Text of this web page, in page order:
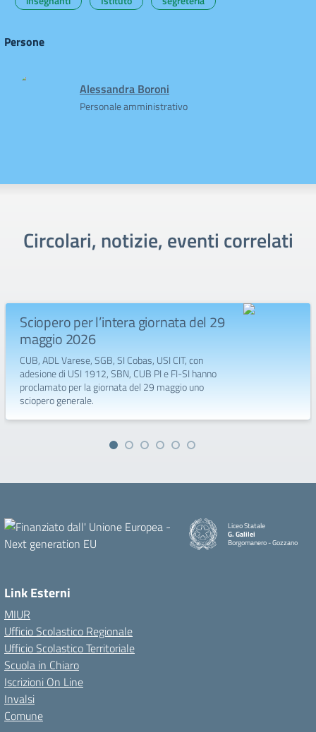
Persone
Alessandra Boroni
Personale amministrativo
Circolari, notizie, eventi correlati
Sciopero per l’intera giornata del 29
maggio 2026
CUB, ADL Varese, SGB, SI Cobas, USI CIT, con
adesione di USI 1912, SBN, CUB PI e FI-SI hanno
proclamato per la giornata del 29 maggio uno
sciopero generale.
Liceo Statale
G. Galilei
Borgomanero - Gozzano
Link Esterni
MIUR
Ufficio Scolastico Regionale
Ufficio Scolastico Territoriale
Scuola in Chiaro
Iscrizioni On Line
Invalsi
Comune